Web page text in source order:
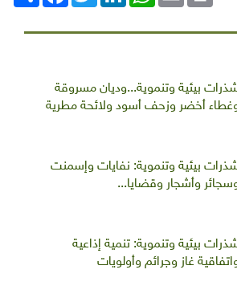
بيئية وتنموية...وديان مسروقة
أخضر وزحف أسود ولائحة مطرية
بيئية وتنموية: نفايات وإسمنت
وأشجار وقضايا...
بيئية وتنموية: تنمية إذاعية
غاز وجرائم وأولويات